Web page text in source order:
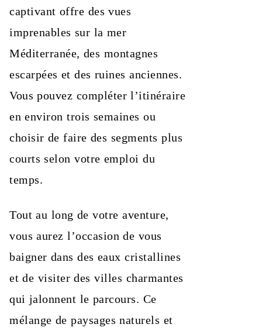
captivant offre des vues
imprenables sur la mer
Méditerranée, des montagnes
escarpées et des ruines anciennes.
Vous pouvez compléter l’itinéraire
en environ trois semaines ou
choisir de faire des segments plus
courts selon votre emploi du
temps.
Tout au long de votre aventure,
vous aurez l’occasion de vous
baigner dans des eaux cristallines
et de visiter des villes charmantes
qui jalonnent le parcours. Ce
mélange de paysages naturels et